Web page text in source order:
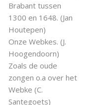
Brabant tussen
1300 en 1648. (Jan
Houtepen)
Onze Webkes. (J.
Hoogendoorn)
Zoals de oude
zongen o.a over het
Webke (C.
Santegoets)